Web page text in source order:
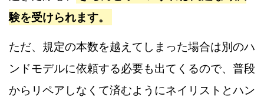
験を受けられます。
ただ、規定の本数を越えてしまった場合は別のハ
ンドモデルに依頼する必要も出てくるので、普段
からリペアしなくて済むようにネイリストとハン